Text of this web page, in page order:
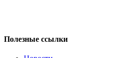
Полезные ссылки